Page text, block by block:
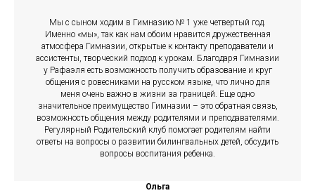
Мы с сыном ходим в Гимназию № 1 уже четвертый год.
Именно «мы», так как нам обоим нравится дружественная
атмосфера Гимназии, открытые к контакту преподаватели и
ассистенты, творческий подход к урокам. Благодаря Гимназии
у Рафаэля есть возможность получить образование и круг
общения с ровесниками на русском языке, что лично для
меня очень важно в жизни за границей. Еще одно
значительное преимущество Гимназии – это обратная связь,
возможность общения между родителями и преподавателями.
Регулярный Родительский клуб помогает родителям найти
ответы на вопросы о развитии билингвальных детей, обсудить
вопросы воспитания ребенка.
Ольга